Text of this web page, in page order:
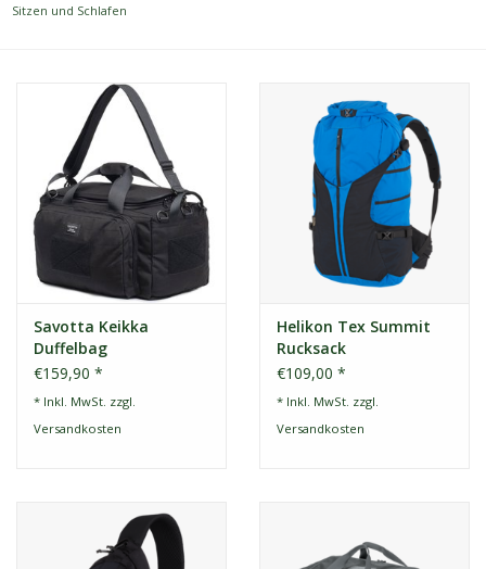
Sitzen und Schlafen
Savotta Keikka
Duffelbag
€159,90 *
* Inkl. MwSt. zzgl.
Versandkosten
Helikon Tex Summit
Rucksack
€109,00 *
* Inkl. MwSt. zzgl.
Versandkosten